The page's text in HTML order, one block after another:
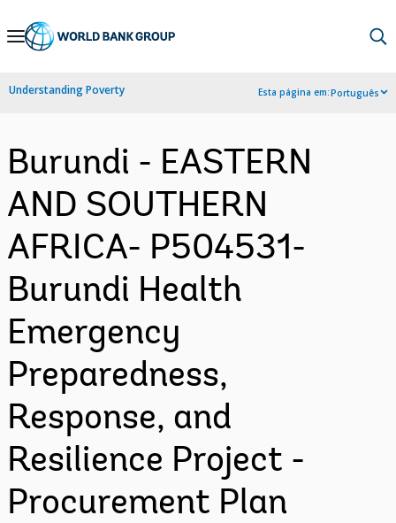
Skip
Navigation
Understanding Poverty Esta página em:Português
Burundi - EASTERN
AND SOUTHERN
AFRICA- P504531-
Burundi Health
Emergency
Preparedness,
Response, and
Resilience Project -
Procurement Plan